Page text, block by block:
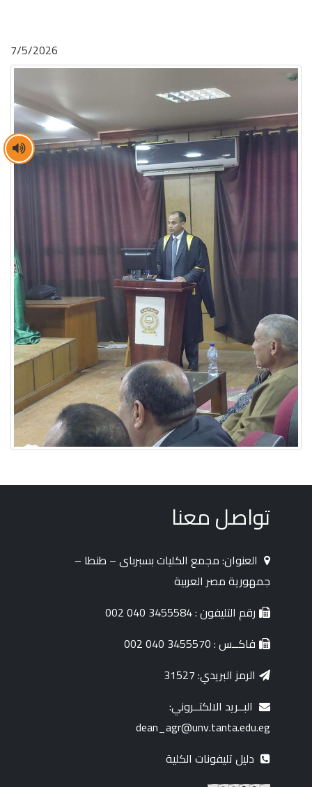
7/5/2026
تواصل معنا
العنوان: مجمع الكليات بسبرباى – طنطا –
جمهورية مصر العربية
رقم التليفون : 3455584 040 002
فاكــس : 3455570 040 002
الرمز البريدي: 31527
البــريد الالكتــروني:
dean_agr@unv.tanta.edu.eg
دليل تليفونات الكلية